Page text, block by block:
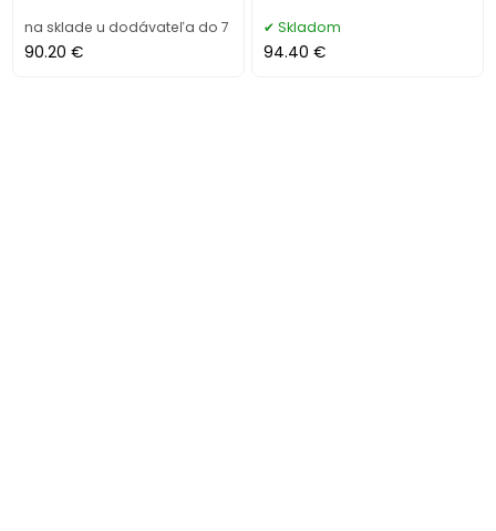
na sklade u dodávateľa do 7
90.20 €
Skladom
94.40 €